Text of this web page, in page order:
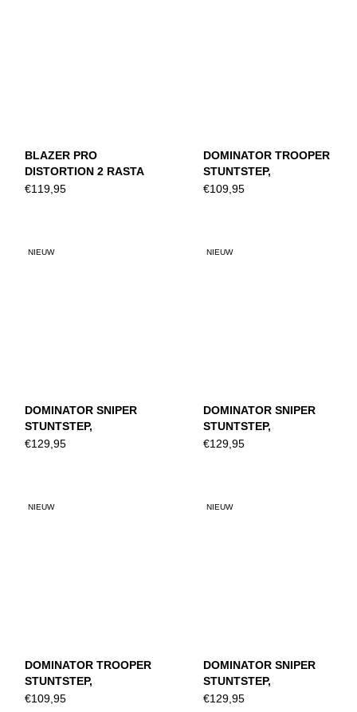
BLAZER PRO
DISTORTION 2 RASTA
€119,95
DOMINATOR TROOPER
STUNTSTEP,
ZWART/NEON
€109,95
NIEUW
DOMINATOR SNIPER
STUNTSTEP,
ZWART/WIT
€129,95
NIEUW
DOMINATOR SNIPER
STUNTSTEP,
ZWART/MINT
€129,95
NIEUW
DOMINATOR TROOPER
STUNTSTEP,
ZWART/WIT
€109,95
NIEUW
DOMINATOR SNIPER
STUNTSTEP,
ZWART/ROZE
€129,95